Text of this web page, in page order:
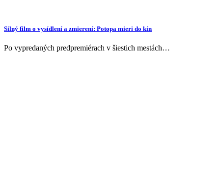
Silný film o vysídlení a zmierení: Potopa mieri do kín
Po vypredaných predpremiérach v šiestich mestách…